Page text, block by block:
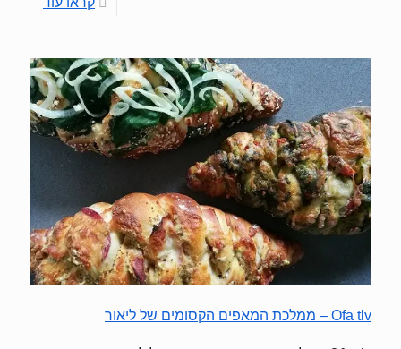
Ofa tlv – ממלכת המאפים הקסומים של ליאור